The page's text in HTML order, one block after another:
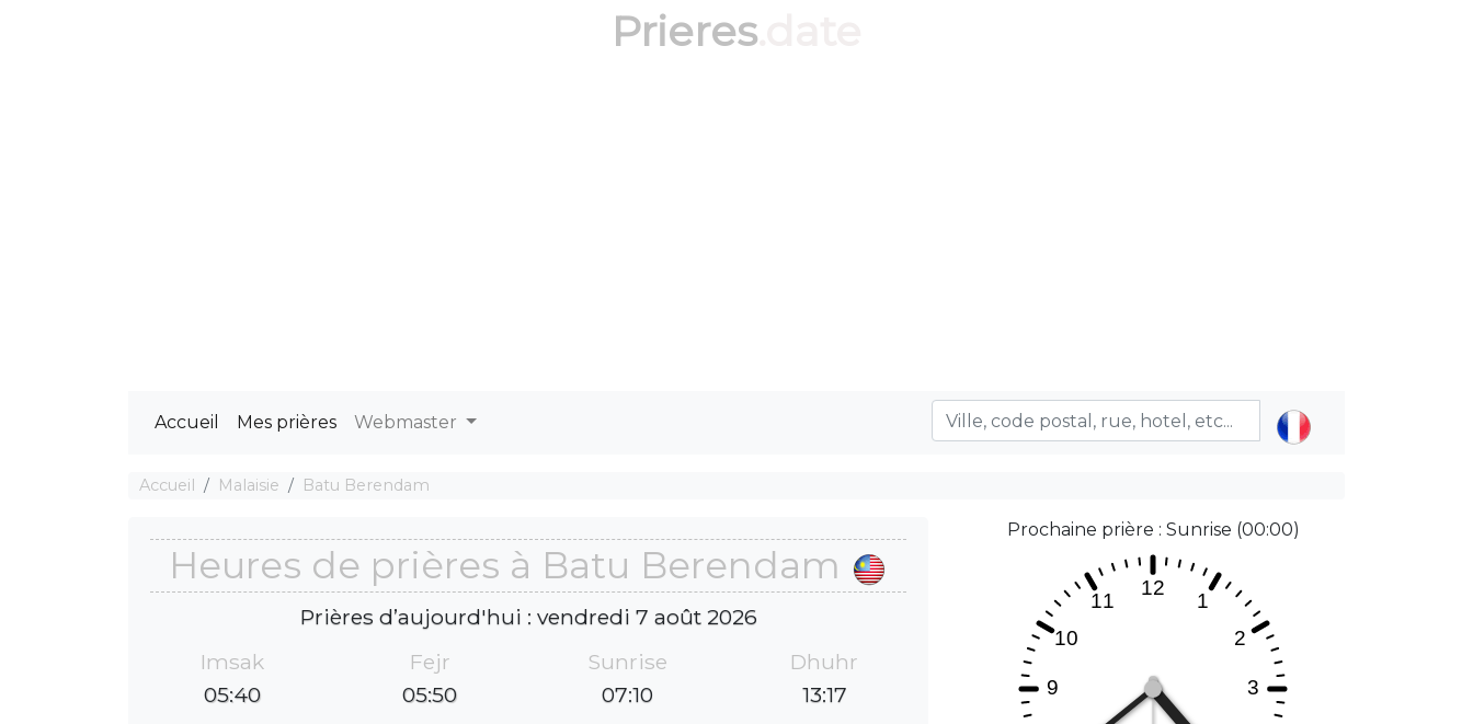
Prieres
Accueil Mes prières Webmaster
Accueil Malaisie Batu Berendam
Heures de prières à Batu Berendam
Prières d’aujourd'hui : vendredi 7 août 2026
Imsak
05:40
Fejr
05:50
Sunrise
07:10
Dhuhr
13:17
Prochaine prière : Sunrise (00:00)